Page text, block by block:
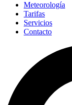
Meteorología
Tarifas
Servicios
Contacto